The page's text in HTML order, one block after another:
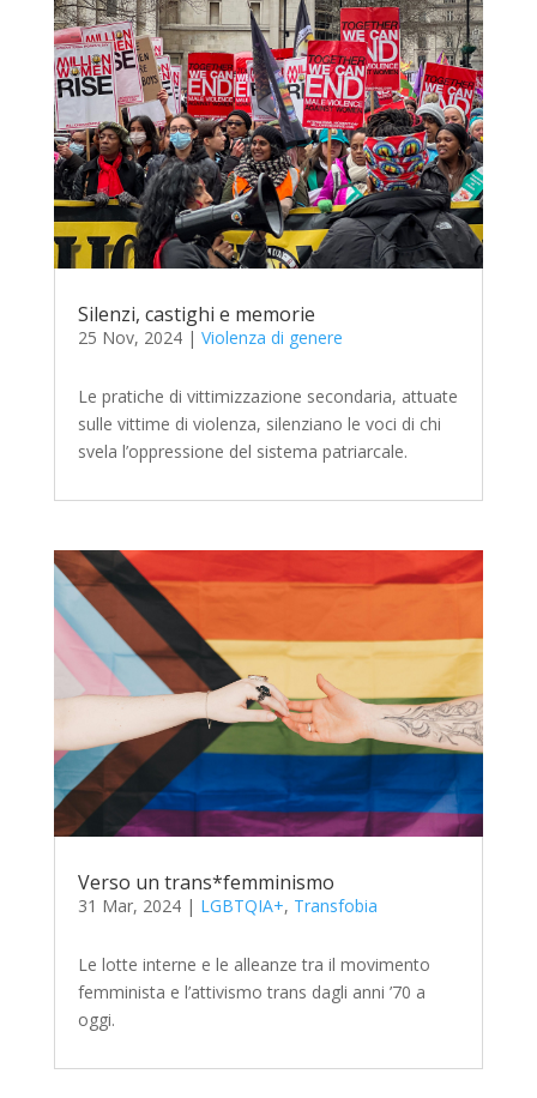
Silenzi, castighi e memorie
25 Nov, 2024| Violenza di genere
Le pratiche di vittimizzazione secondaria, attuate
sulle vittime di violenza, silenziano le voci di chi
svela l’oppressione del sistema patriarcale.
Verso un trans*femminismo
31 Mar, 2024| LGBTQIA+, Transfobia
Le lotte interne e le alleanze tra il movimento
femminista e l’attivismo trans dagli anni ’70 a
oggi.